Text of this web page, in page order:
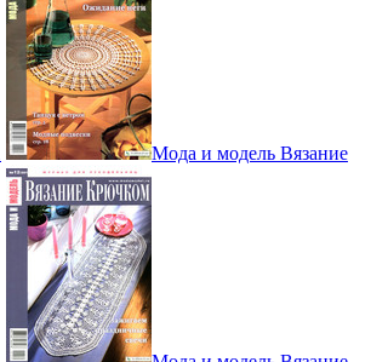
Мода и модель Вязание